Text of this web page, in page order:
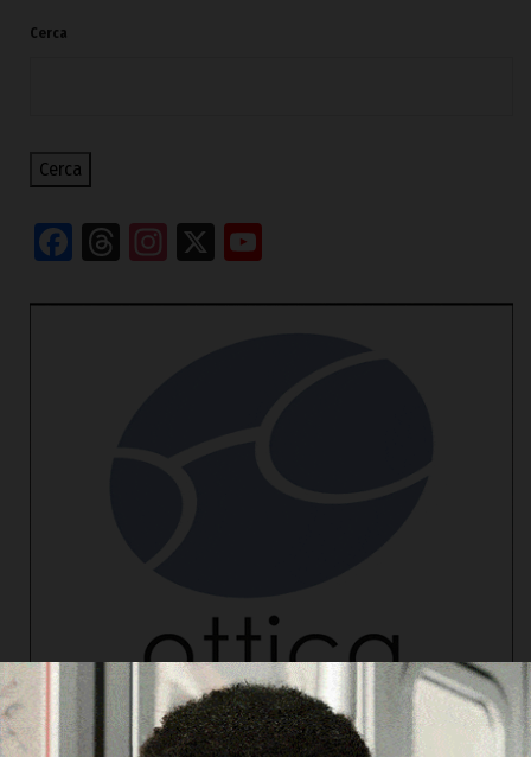
Cerca
Cerca
Facebook
Threads
Instagram
X